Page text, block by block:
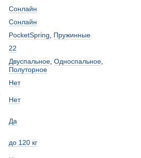
Сонлайн
Сонлайн
PocketSpring
Пружинные
22
Двуспальное Односпальное
Полуторное
Нет
Нет
Да
до 120 кг